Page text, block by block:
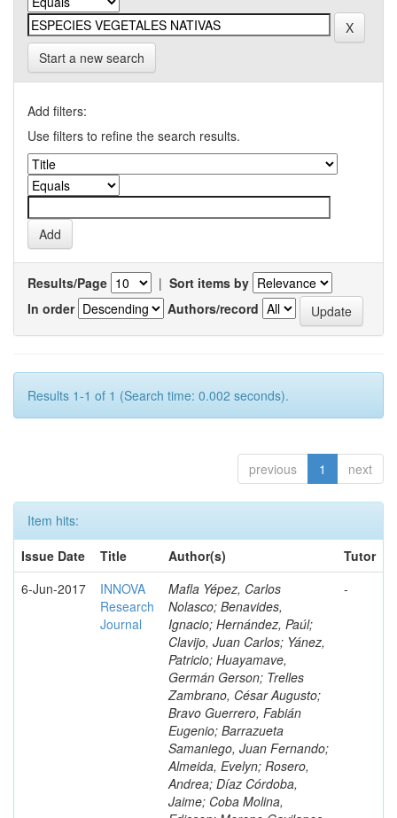
Start a new search
Add filters:
Use filters to refine the search results.
Results/Page | Sort items by
In order
Authors/record
Results 1-1 of 1 (Search time: 0.002 seconds).
previous 1 next
Item hits:
Issue Date
Title Author(s)
Tutor
6-Jun-2017
INNOVA
Research
Journal
Mafla Yépez, Carlos
Nolasco; Benavides,
Ignacio; Hernández, Paúl;
Clavijo, Juan Carlos; Yánez,
Patricio; Huayamave,
Germán Gerson; Trelles
Zambrano, César Augusto;
Bravo Guerrero, Fabián
Eugenio; Barrazueta
Samaniego, Juan Fernando;
Almeida, Evelyn; Rosero,
Andrea; Díaz Córdoba,
Jaime; Coba Molina,
-